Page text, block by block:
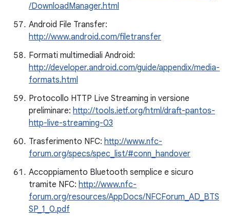
/DownloadManager.html
Android File Transfer:
http://www.android.com/filetransfer
Formati multimediali Android:
http://developer.android.com/guide/appendix/media-
formats.html
Protocollo HTTP Live Streaming in versione
preliminare: http://tools.ietf.org/html/draft-pantos-
http-live-streaming-03
Trasferimento NFC: http://www.nfc-
forum.org/specs/spec_list/#conn_handover
Accoppiamento Bluetooth semplice e sicuro
tramite NFC: http://www.nfc-
forum.org/resources/AppDocs/NFCForum_AD_BTS
SP_1_0.pdf